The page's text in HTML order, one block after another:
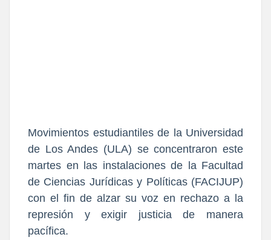
Movimientos estudiantiles de la Universidad
de Los Andes (ULA) se concentraron este
martes en las instalaciones de la Facultad
de Ciencias Jurídicas y Políticas (FACIJUP)
con el fin de alzar su voz en rechazo a la
represión y exigir justicia de manera
pacífica.